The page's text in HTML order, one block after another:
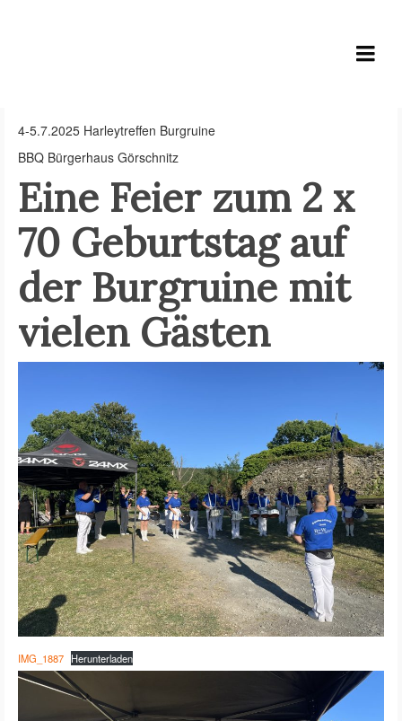
4-5.7.2025 Harleytreffen Burgruine
BBQ Bürgerhaus Görschnitz
Eine Feier zum 2 x
70 Geburtstag auf
der Burgruine mit
vielen Gästen
IMG_1887 Herunterladen